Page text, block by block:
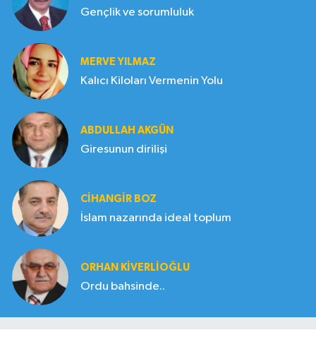
Gençlik ve sorumluluk
MERVE YILMAZ
Kalıcı Kiloları Vermenin Yolu
ABDULLAH AKGÜN
Giresunun dirilişi
CIHANGIR BOZ
İslam nazarında ideal toplum
ORHAN KIVERLIOĞLU
Ordu bahsinde..